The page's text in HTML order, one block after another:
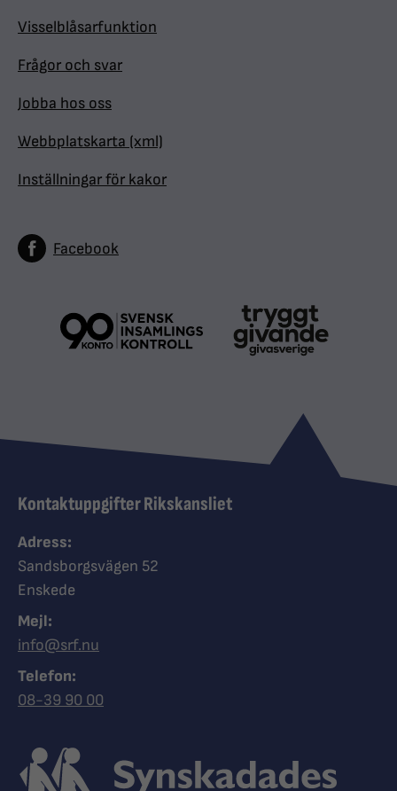
Visselblåsarfunktion
Frågor och svar
Jobba hos oss
Webbplatskarta (xml)
Inställningar för kakor
Facebook
Kontaktuppgifter Rikskansliet
Adress:
Sandsborgsvägen 52
Enskede
Mejl:
info@srf.nu
Telefon:
Ring Synskadades riksförbund
08-39 90 00